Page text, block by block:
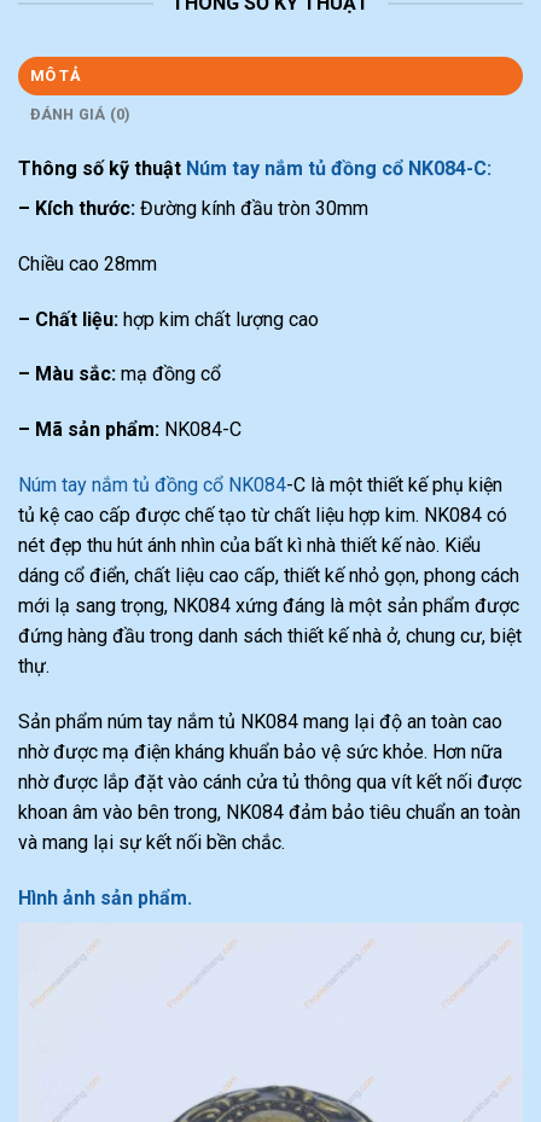
MÔ TẢ
ĐÁNH GIÁ (0)
Thông số kỹ thuật Núm tay nắm tủ đồng cổ NK084-C:
– Kích thước: Đường kính đầu tròn 30mm
Chiều cao 28mm
– Chất liệu: hợp kim chất lượng cao
– Màu sắc: mạ đồng cổ
– Mã sản phẩm: NK084-C
Núm tay nắm tủ đồng cổ NK084-C là một thiết kế phụ kiện
tủ kệ cao cấp được chế tạo từ chất liệu hợp kim. NK084 có
nét đẹp thu hút ánh nhìn của bất kì nhà thiết kế nào. Kiểu
dáng cổ điển, chất liệu cao cấp, thiết kế nhỏ gọn, phong cách
mới lạ sang trọng, NK084 xứng đáng là một sản phẩm được
đứng hàng đầu trong danh sách thiết kế nhà ở, chung cư, biệt
thự.
Sản phẩm núm tay nắm tủ NK084 mang lại độ an toàn cao
nhờ được mạ điện kháng khuẩn bảo vệ sức khỏe. Hơn nữa
nhờ được lắp đặt vào cánh cửa tủ thông qua vít kết nối được
khoan âm vào bên trong, NK084 đảm bảo tiêu chuẩn an toàn
và mang lại sự kết nối bền chắc.
Hình ảnh sản phẩm.